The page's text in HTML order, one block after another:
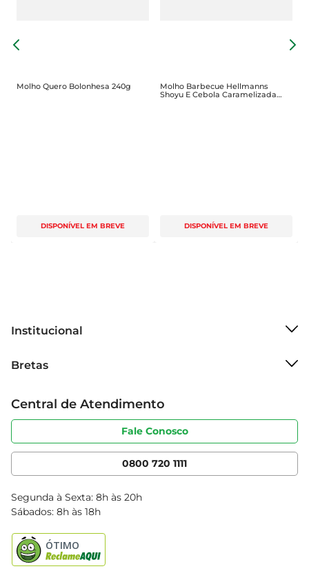
Molho Quero Bolonhesa 240g
DISPONÍVEL EM BREVE
Molho Barbecue Hellmanns
Shoyu E Cebola Caramelizada
Frasco 400g
DISPONÍVEL EM BREVE
Institucional
Grupo Cencosud
Sobre privacidade
Portal do fornecedor
Cencosud Media
Bretas
Produtos Bretas
Código de ética
Serviços
Clube Bretas
Blog Bretas
Black Friday
Central de Atendimento
Fale Conosco
0800 720 1111
Segunda à Sexta: 8h às 20h
Sábados: 8h às 18h